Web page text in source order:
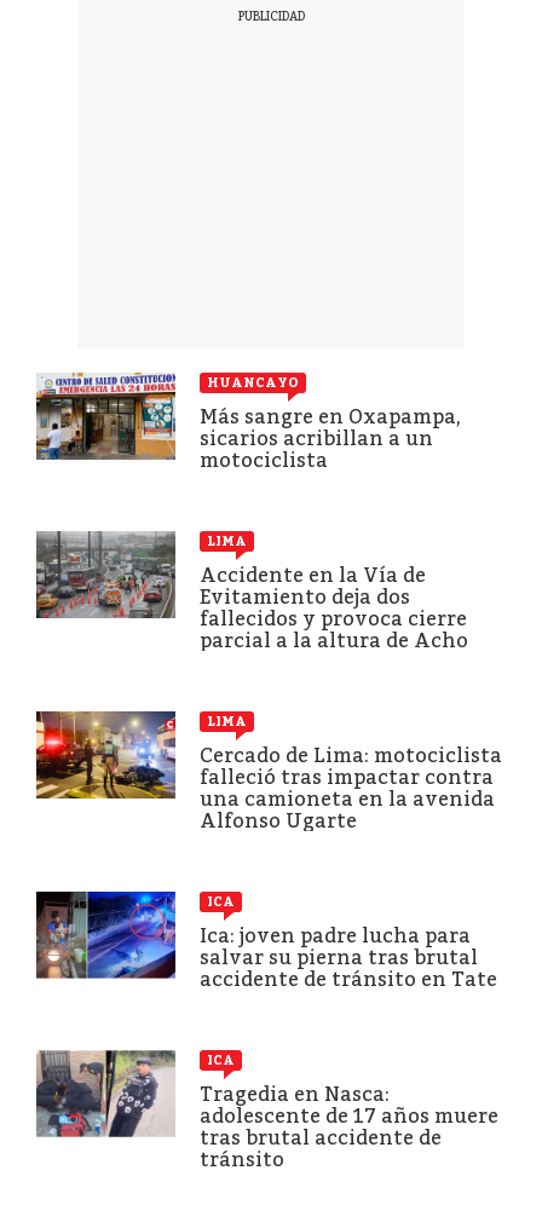
HUANCAYO
Más sangre en Oxapampa,
sicarios acribillan a un
motociclista
LIMA
Accidente en la Vía de
Evitamiento deja dos
fallecidos y provoca cierre
parcial a la altura de Acho
LIMA
Cercado de Lima: motociclista
falleció tras impactar contra
una camioneta en la avenida
Alfonso Ugarte
ICA
Ica: joven padre lucha para
salvar su pierna tras brutal
accidente de tránsito en Tate
ICA
Tragedia en Nasca:
adolescente de 17 años muere
tras brutal accidente de
tránsito